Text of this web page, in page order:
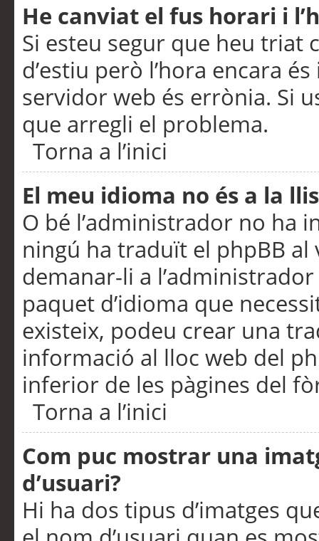
He canviat el fus horari i
Si esteu segur que heu triat
d’estiu però l’hora encara
servidor web és errònia. Si
que arregli el problema.
Torna a l’inici
El meu idioma no és a la
O bé l’administrador no ha
ningú ha traduït el phpBB
demanar-li a
paquet d’idioma que
existeix, podeu crear una
informació al lloc web del
inferior de les pàgines del
Torna a l’inici
Com puc mostrar una
d’usuari?
Hi ha dos tipus d’imatges